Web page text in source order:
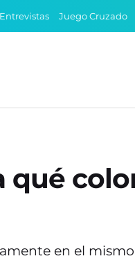
Entrevistas Juego Cruzado
qué
en el